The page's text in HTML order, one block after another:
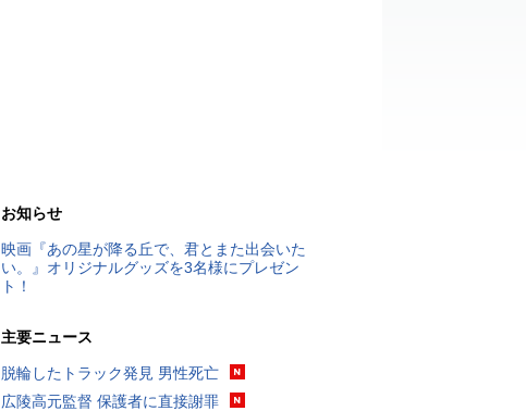
お知らせ
映画『あの星が降る丘で、君とまた出会いた
い。』オリジナルグッズを3名様にプレゼン
ト！
主要ニュース
脱輪したトラック発見 男性死亡
広陵高元監督 保護者に直接謝罪